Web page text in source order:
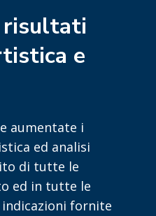
e
aumentate i
ed analisi
di tutte le
ed in tutte le
fornite